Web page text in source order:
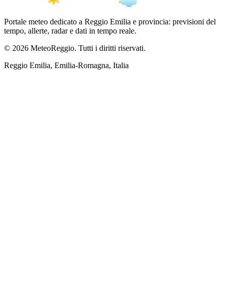
Portale meteo dedicato a Reggio Emilia e provincia: previsioni del
tempo, allerte, radar e dati in tempo reale.
© 2026 MeteoReggio. Tutti i diritti riservati.
Reggio Emilia, Emilia-Romagna, Italia